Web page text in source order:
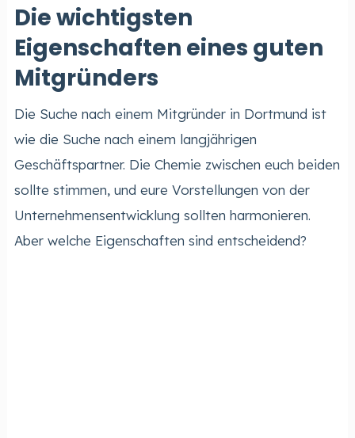
Die wichtigsten
Eigenschaften eines guten
Mitgründers
Die Suche nach einem Mitgründer in Dortmund ist
wie die Suche nach einem langjährigen
Geschäftspartner. Die Chemie zwischen euch beiden
sollte stimmen, und eure Vorstellungen von der
Unternehmensentwicklung sollten harmonieren.
Aber welche Eigenschaften sind entscheidend?